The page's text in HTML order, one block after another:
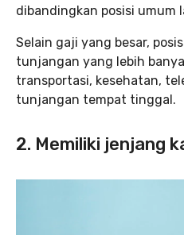
dibandingkan posisi umum
Selain gaji yang besar,
tunjangan yang lebih
transportasi, kesehatan,
tunjangan tempat tinggal.
2. Memiliki jenjang